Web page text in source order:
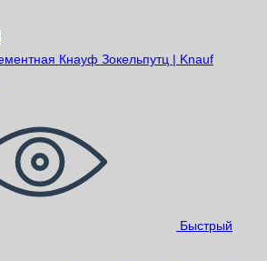
Быстрый